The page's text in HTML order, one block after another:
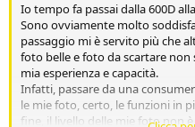
Io tempo fa passai dalla 600D
Sono ovviamente molto
passaggio mi è servito più che
foto belle e foto da scartare
mia esperienza e capacità.
Infatti, passare da una
le mie foto, certo, le funzioni in
fine, il livello delle mie foto non è